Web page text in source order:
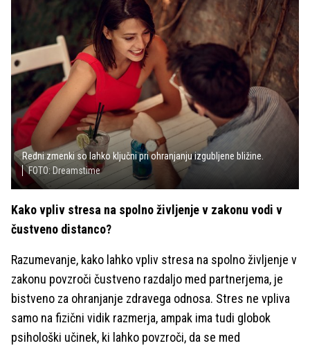
Redni zmenki so lahko ključni pri ohranjanju izgubljene bližine.
FOTO: Dreamstime
Kako vpliv stresa na spolno življenje v zakonu vodi v
čustveno distanco?
Razumevanje, kako lahko vpliv stresa na spolno življenje v
zakonu povzroči čustveno razdaljo med partnerjema, je
bistveno za ohranjanje zdravega odnosa. Stres ne vpliva
samo na fizični vidik razmerja, ampak ima tudi globok
psihološki učinek, ki lahko povzroči, da se med